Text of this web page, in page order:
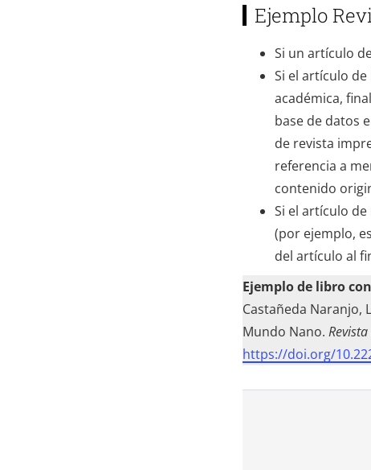
Ejemplo
Si un artículo
Si el artículo
académica,
base de datos
de revista
referencia a
contenido
Si el artículo
(por ejemplo,
del artículo al
Ejemplo de libro
Castañeda Naranjo,
Mundo Nano.
https://doi.org/